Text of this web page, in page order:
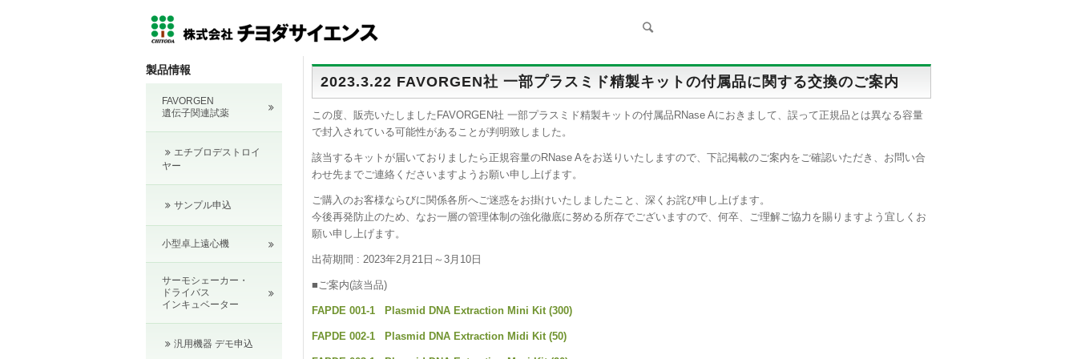
2023.3.22 FAVORGEN社 一部プラスミド精製キットの付属品に関する交換のご案内
この度、販売いたしましたFAVORGEN社 一部プラスミド精製キットの付属品RNase Aにおきまして、誤って正規品とは異なる容量
で封入されている可能性があることが判明致しました。
該当するキットが届いておりましたら正規容量のRNase Aをお送りいたしますので、下記掲載のご案内をご確認いただき、お問い合
わせ先までご連絡くださいますようお願い申し上げます。
ご購入のお客様ならびに関係各所へご迷惑をお掛けいたしましたこと、深くお詫び申し上げます。
今後再発防止のため、なお一層の管理体制の強化徹底に努める所存でございますので、何卒、ご理解ご協力を賜りますよう宜しくお
願い申し上げます。
出荷期間 : 2023年2月21日～3月10日
■ご案内(該当品)
FAPDE 001-1 Plasmid DNA Extraction Mini Kit (300)
FAPDE 002-1 Plasmid DNA Extraction Midi Kit (50)
製品情報
FAVORGEN
遺伝子関連試薬
エチブロデストロイ
ヤー
サンプル申込
小型卓上遠心機
サーモシェーカー・
ドライバス
インキュベーター
汎用機器 デモ申込